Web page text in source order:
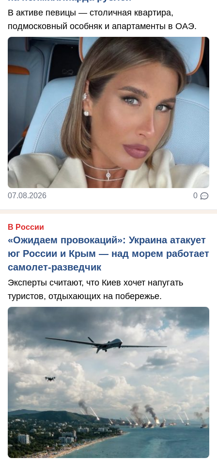
В активе певицы — столичная квартира,
подмосковный особняк и апартаменты в ОАЭ.
07.08.2026 0
В России
«Ожидаем провокаций»: Украина атакует
юг России и Крым — над морем работает
самолет-разведчик
Эксперты считают, что Киев хочет напугать
туристов, отдыхающих на побережье.